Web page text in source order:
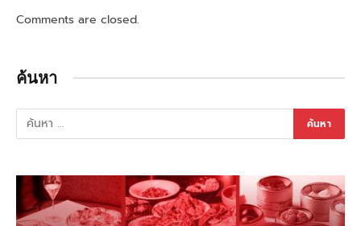
Comments are closed.
ค้นหา